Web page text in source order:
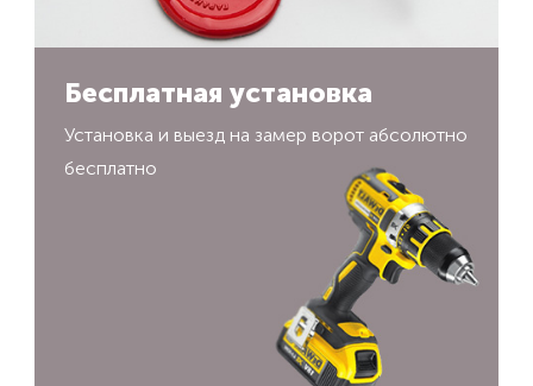
Бесплатная установка
Установка и выезд на замер ворот абсолютно
бесплатно